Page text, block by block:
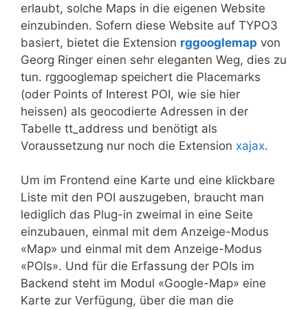
erlaubt, solche Maps in die eigenen Website
einzubinden. Sofern diese Website auf TYPO3
basiert, bietet die Extension rggooglemap von
Georg Ringer einen sehr eleganten Weg, dies zu
tun. rggooglemap speichert die Placemarks
(oder Points of Interest POI, wie sie hier
heissen) als geocodierte Adressen in der
Tabelle tt_address und benötigt als
Voraussetzung nur noch die Extension xajax.
Um im Frontend eine Karte und eine klickbare
Liste mit den POI auszugeben, braucht man
lediglich das Plug-in zweimal in eine Seite
einzubauen, einmal mit dem Anzeige-Modus
«Map» und einmal mit dem Anzeige-Modus
«POIs». Und für die Erfassung der POIs im
Backend steht im Modul «Google-Map» eine
Karte zur Verfügung, über die man die